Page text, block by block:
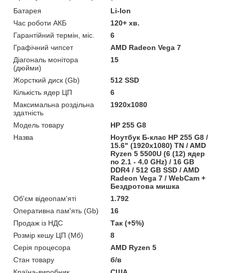
Батарея
Li-Ion
Час роботи АКБ
120+ хв.
Гарантійний термін, міс.
6
Графічний чипсет
AMD Radeon Vega 7
Діагональ монітора
(дюйми)
15
Жорсткий диск (Gb)
512 SSD
Кількість ядер ЦП
6
Максимальна роздільна
здатність
1920x1080
Модель товару
HP 255 G8
Назва
Ноутбук Б-клас HP 255 G8 /
15.6" (1920x1080) TN / AMD
Ryzen 5 5500U (6 (12) ядер
по 2.1 - 4.0 GHz) / 16 GB
DDR4 / 512 GB SSD / AMD
Radeon Vega 7 / WebCam +
Бездротова мишка
Об'єм відеопам'яті
1.792
Оперативна пам'ять (Gb)
16
Продаж із НДС
Так (+5%)
Розмір кешу ЦП (Мб)
8
Серія процесора
AMD Ryzen 5
Стан товару
б/в